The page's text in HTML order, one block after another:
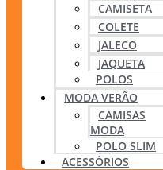
CAMISETA
COLETE
JALECO
JAQUETA
POLOS
MODA VERÃO
CAMISAS
MODA
POLO SLIM
ACESSÓRIOS